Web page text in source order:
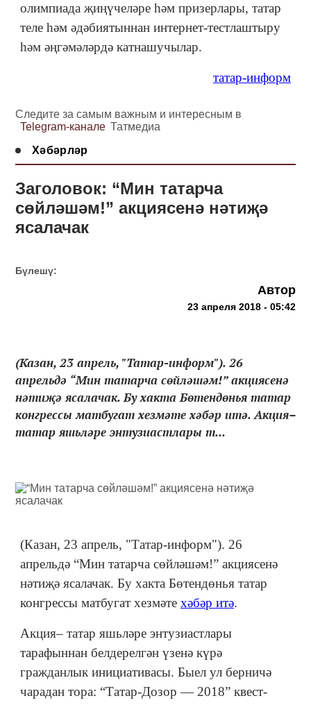
олимпиада җиңүчеләре һәм призерлары, татар
теле һәм әдәбиятыннан интернет-тестлаштыру
һәм әңгәмәләрдә катнашучылар.
татар-информ
Следите за самым важным и интересным в
Telegram-канале Татмедиа
Хәбәрләр
Заголовок: “Мин татарча
сөйләшәм!” акциясенә нәтиҗә
ясалачак
Бүлешү:
Автор
23 апреля 2018 - 05:42
(Казан, 23 апрель, "Татар-информ"). 26
апрельдә “Мин татарча сөйләшәм!” акциясенә
нәтиҗә ясалачак. Бу хакта Бөтендөнья татар
конгрессы матбугат хезмәте хәбәр итә. Акция–
татар яшьләре энтузиастлары т...
(Казан, 23 апрель, "Татар-информ"). 26
апрельдә “Мин татарча сөйләшәм!” акциясенә
нәтиҗә ясалачак. Бу хакта Бөтендөнья татар
конгрессы матбугат хезмәте хәбәр итә.
Акция– татар яшьләре энтузиастлары
тарафыннан белдерелгән үзенә күрә
гражданлык инициативасы. Быел ул берничә
чарадан тора: “Татар-Дозор — 2018” квест-